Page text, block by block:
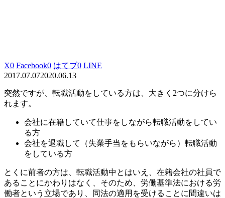
X0 Facebook0 はてブ0 LINE
2017.07.072020.06.13
突然ですが、転職活動をしている方は、大きく2つに分けら
れます。
会社に在籍していて仕事をしながら転職活動をしてい
る方
会社を退職して（失業手当をもらいながら）転職活動
をしている方
とくに前者の方は、転職活動中とはいえ、在籍会社の社員で
あることにかわりはなく、そのため、労働基準法における労
働者という立場であり、同法の適用を受けることに間違いは